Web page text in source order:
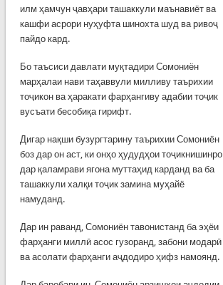
илм ҳамчун ҷавҳари ташаккули маънавиёт ва
кашфи асрори нуҳуфта шинохта шуд ва ривоҷ
пайдо кард.
Бо таъсиси давлати муқтадири Сомониён
марҳалаи нави таҳаввули милливу таърихии
тоҷикон ва ҳаракати фарҳангиву адабии тоҷик
вусъати бесобиқа гирифт.
Дигар нақши бузургтарину таърихии Сомониён
боз дар он аст, ки онҳо ҳудудҳои тоҷикнишинро
дар қаламрави ягона муттаҳид карданд ва ба
ташаккули халқи тоҷик замина муҳайё
намуданд.
Дар ин раванд, Сомониён тавонистанд ба эҳёи
фарҳанги миллӣ асос гузоранд, забони модарӣ
ва асолати фарҳанги аҷдодиро ҳифз намоянд.